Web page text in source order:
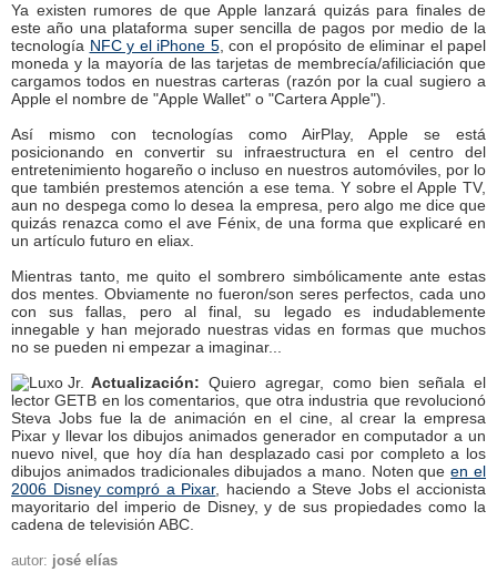
Ya existen rumores de que Apple lanzará quizás para finales de
este año una plataforma super sencilla de pagos por medio de la
tecnología NFC y el iPhone 5, con el propósito de eliminar el papel
moneda y la mayoría de las tarjetas de membrecía/afiliciación que
cargamos todos en nuestras carteras (razón por la cual sugiero a
Apple el nombre de "Apple Wallet" o "Cartera Apple").
Así mismo con tecnologías como AirPlay, Apple se está
posicionando en convertir su infraestructura en el centro del
entretenimiento hogareño o incluso en nuestros automóviles, por lo
que también prestemos atención a ese tema. Y sobre el Apple TV,
aun no despega como lo desea la empresa, pero algo me dice que
quizás renazca como el ave Fénix, de una forma que explicaré en
un artículo futuro en eliax.
Mientras tanto, me quito el sombrero simbólicamente ante estas
dos mentes. Obviamente no fueron/son seres perfectos, cada uno
con sus fallas, pero al final, su legado es indudablemente
innegable y han mejorado nuestras vidas en formas que muchos
no se pueden ni empezar a imaginar...
Actualización: Quiero agregar, como bien señala el
lector GETB en los comentarios, que otra industria que revolucionó
Steva Jobs fue la de animación en el cine, al crear la empresa
Pixar y llevar los dibujos animados generador en computador a un
nuevo nivel, que hoy día han desplazado casi por completo a los
dibujos animados tradicionales dibujados a mano. Noten queen el
2006 Disney compró a Pixar, haciendo a Steve Jobs el accionista
mayoritario del imperio de Disney, y de sus propiedades como la
cadena de televisión ABC.
autor: josé elías